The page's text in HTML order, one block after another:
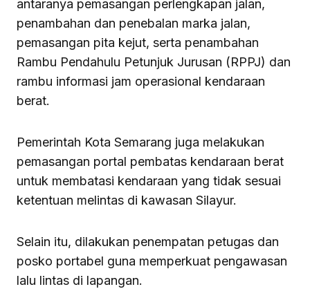
antaranya pemasangan perlengkapan jalan,
penambahan dan penebalan marka jalan,
pemasangan pita kejut, serta penambahan
Rambu Pendahulu Petunjuk Jurusan (RPPJ) dan
rambu informasi jam operasional kendaraan
berat.
Pemerintah Kota Semarang juga melakukan
pemasangan portal pembatas kendaraan berat
untuk membatasi kendaraan yang tidak sesuai
ketentuan melintas di kawasan Silayur.
Selain itu, dilakukan penempatan petugas dan
posko portabel guna memperkuat pengawasan
lalu lintas di lapangan.